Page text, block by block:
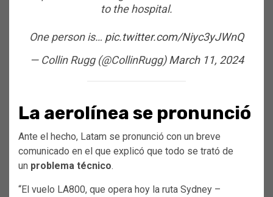
to the hospital.
One person is… pic.twitter.com/Niyc3yJWnQ
— Collin Rugg (@CollinRugg)March 11, 2024
La aerolínea se pronunció
Ante el hecho, Latam se pronunció con un breve
comunicado en el que explicó que todo se trató de
un problema técnico.
“El vuelo LA800, que opera hoy la ruta Sydney –